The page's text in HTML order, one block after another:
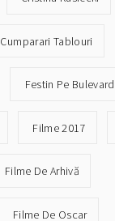
Cumparari Tablouri
Festin Pe Bulevard
Filme 2017
Filme De Arhivă
Filme De Oscar